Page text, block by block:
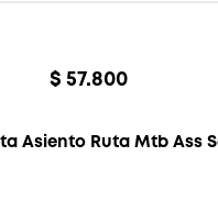
$ 57.800
Asiento Ruta Mtb Ass